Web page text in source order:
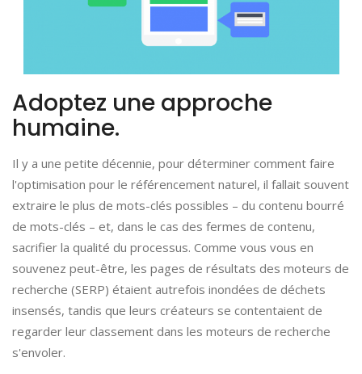
Adoptez une approche
humaine.
Il y a une petite décennie, pour déterminer comment faire
l'optimisation pour le référencement naturel, il fallait souvent
extraire le plus de mots-clés possibles – du contenu bourré
de mots-clés – et, dans le cas des fermes de contenu,
sacrifier la qualité du processus. Comme vous vous en
souvenez peut-être, les pages de résultats des moteurs de
recherche (SERP) étaient autrefois inondées de déchets
insensés, tandis que leurs créateurs se contentaient de
regarder leur classement dans les moteurs de recherche
s'envoler.